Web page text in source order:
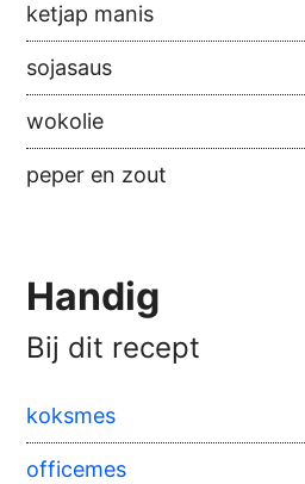
ketjap manis
sojasaus
wokolie
peper en zout
Handig
Bij dit recept
koksmes
officemes